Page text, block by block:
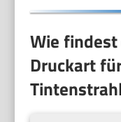
Wie
Druckart